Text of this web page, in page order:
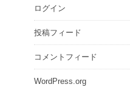
ログイン
投稿フィード
コメントフィード
WordPress.org